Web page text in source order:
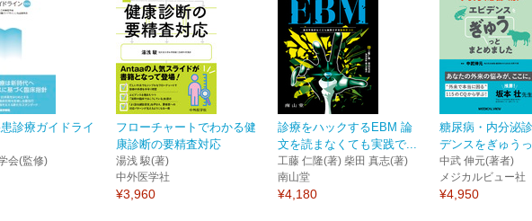
診療ガイドライ
会(監修)
フローチャートでわかる健
康診断の要精査対応
湯浅 駿(著)
中外医学社
¥3,960
診療をハックするEBM 論
文を読まなくても実践で...
工藤 仁隆(著) 柴田 真志(著)
南山堂
¥4,180
糖尿病・内分泌
デンスをぎゅう
中武 伸元(著者)
メジカルビュー社
¥4,950